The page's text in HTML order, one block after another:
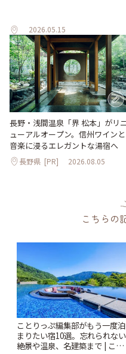
2026.05.15
長野・浅間温泉「界 松本」がリ
ューアルオープン。信州ワインと
音楽に浸るエレガントな湯宿へ
長野県 [PR] 2026.08.05
こちらの
ことりっぷ編集部がもう一度泊
まりたい宿10選。忘れられない
絶景や温泉、名建築まで | こと